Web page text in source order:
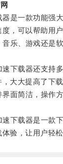
一款功能强大
，可以帮助用
、游戏还是软
载器还支持多
大大提高了下载
简洁，操作方
载器是一款下
验，让用户轻